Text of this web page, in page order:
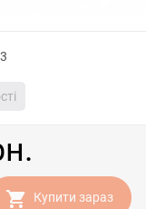
Купити зараз